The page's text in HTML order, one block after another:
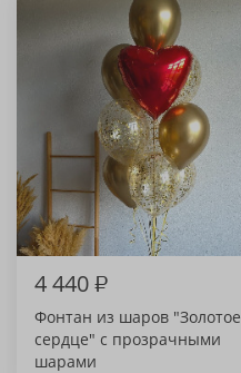
4 440₽
Фонтан из шаров "Золотое
сердце" с прозрачными
шарами